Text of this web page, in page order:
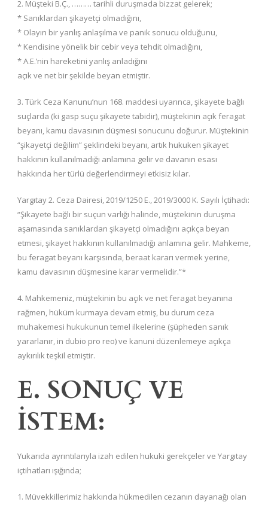
2. Müşteki B.Ç., ……… tarihli duruşmada bizzat gelerek;
* Sanıklardan şikayetçi olmadığını,
* Olayın bir yanlış anlaşılma ve panik sonucu olduğunu,
* Kendisine yönelik bir cebir veya tehdit olmadığını,
* A.E.’nin hareketini yanlış anladığını
açık ve net bir şekilde beyan etmiştir.
3. Türk Ceza Kanunu’nun 168. maddesi uyarınca, şikayete bağlı
suçlarda (ki gasp suçu şikayete tabidir), müştekinin açık feragat
beyanı, kamu davasının düşmesi sonucunu doğurur. Müştekinin
“şikayetçi değilim” şeklindeki beyanı, artık hukuken şikayet
hakkının kullanılmadığı anlamına gelir ve davanın esası
hakkında her türlü değerlendirmeyi etkisiz kılar.
Yargıtay 2. Ceza Dairesi, 2019/1250 E., 2019/3000 K. Sayılı İçtihadı:
“Şikayete bağlı bir suçun varlığı halinde, müştekinin duruşma
aşamasında sanıklardan şikayetçi olmadığını açıkça beyan
etmesi, şikayet hakkının kullanılmadığı anlamına gelir. Mahkeme,
bu feragat beyanı karşısında, beraat kararı vermek yerine,
kamu davasının düşmesine karar vermelidir.”*
4. Mahkemeniz, müştekinin bu açık ve net feragat beyanına
rağmen, hüküm kurmaya devam etmiş, bu durum ceza
muhakemesi hukukunun temel ilkelerine (şüpheden sanık
yararlanır, in dubio pro reo) ve kanuni düzenlemeye açıkça
aykırılık teşkil etmiştir.
E. SONUÇ VE
İSTEM:
Yukarıda ayrıntılarıyla izah edilen hukuki gerekçeler ve Yargıtay
içtihatları ışığında;
1. Müvekkillerimiz hakkında hükmedilen cezanın dayanağı olan